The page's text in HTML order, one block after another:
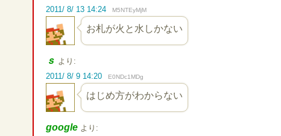
2011/ 8/ 13 14:24
M5NTEyMjM
お札が火と水しかない
ｓ より:
2011/ 8/ 9 14:20
E0NDc1MDg
はじめ方がわからない
google より: